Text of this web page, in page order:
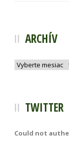
ARCHÍV
Archív
TWITTER
Could not